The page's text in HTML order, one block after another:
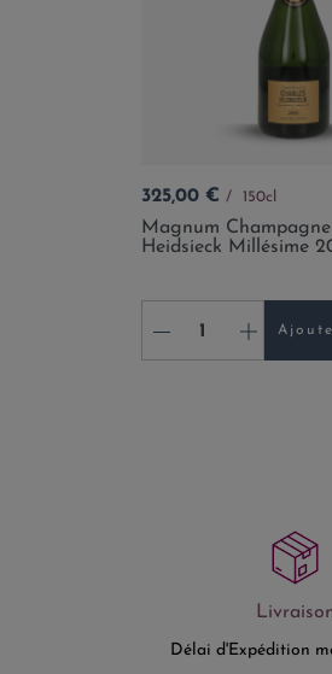
Prix
325,00 € 150cl
Magnum
Heidsieck Millésime
- +
Délai d'Expédition